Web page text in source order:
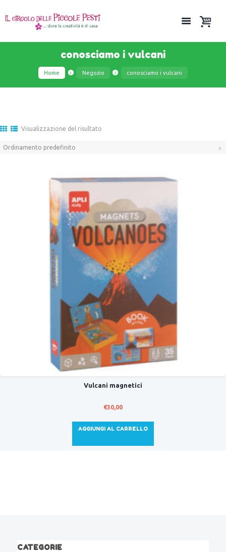
conosciamo i vulcani
Home Negozio conosciamo i vulcani
Visualizzazione del risultato
Vulcani magnetici
€30,00
AGGIUNGI AL CARRELLO
CATEGORIE